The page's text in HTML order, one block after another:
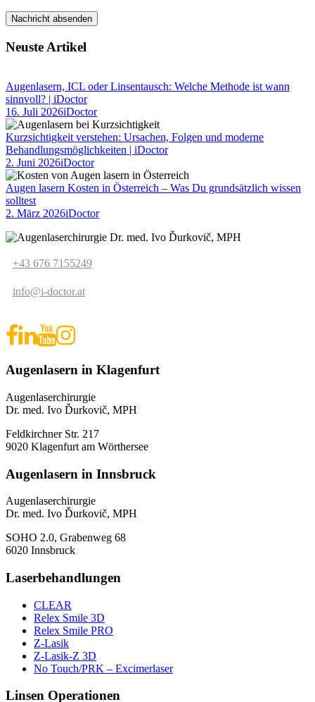
Please leave this field empty.
Neuste Artikel
Augenlasern, ICL oder Linsentausch: Welche Methode ist wann
sinnvoll? | iDoctor
16. Juli 2026iDoctor
Kurzsichtigkeit verstehen: Ursachen, Folgen und moderne
Behandlungsmöglichkeiten | iDoctor
2. Juni 2026iDoctor
Augen lasern Kosten in Österreich – Was Du grundsätzlich wissen
solltest
2. März 2026iDoctor
+43 676 7155249
info@i-doctor.at
Augenlasern in Klagenfurt
Augenlaserchirurgie
Dr. med. Ivo Ďurkovič, MPH
Feldkirchner Str. 217
9020 Klagenfurt am Wörthersee
Augenlasern in Innsbruck
Augenlaserchirurgie
Dr. med. Ivo Ďurkovič, MPH
SOHO 2.0, Grabenweg 68
6020 Innsbruck
Laserbehandlungen
CLEAR
Relex Smile 3D
Relex Smile PRO
Z-Lasik
Z-Lasik-Z 3D
No Touch/PRK – Excimerlaser
Linsen Operationen